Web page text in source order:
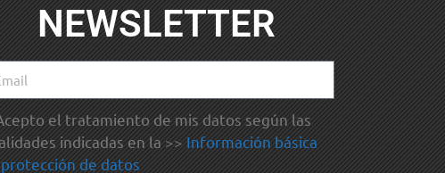
NEWSLETTER
el tratamiento de mis datos según las
indicadas en la >> Información básica
de datos